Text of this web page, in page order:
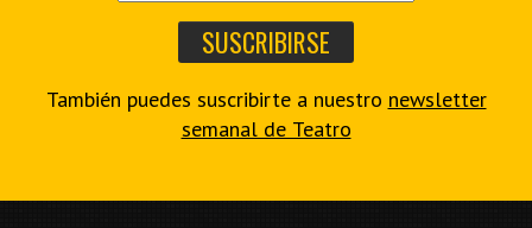
También puedes suscribirte a nuestro newsletter
semanal de Teatro